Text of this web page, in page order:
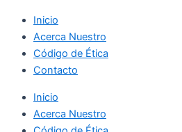
Inicio
Acerca Nuestro
Código de Ética
Contacto
Inicio
Acerca Nuestro